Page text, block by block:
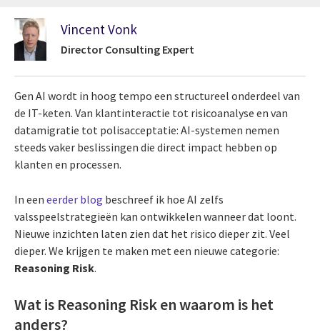
Vincent Vonk
Director Consulting Expert
Gen AI wordt in hoog tempo een structureel onderdeel van
de IT-keten. Van klantinteractie tot risicoanalyse en van
datamigratie tot polisacceptatie: AI-systemen nemen
steeds vaker beslissingen die direct impact hebben op
klanten en processen.
In een eerder blog beschreef ik hoe AI zelfs
valsspeelstrategieën kan ontwikkelen wanneer dat loont.
Nieuwe inzichten laten zien dat het risico dieper zit. Veel
dieper. We krijgen te maken met een nieuwe categorie:
Reasoning Risk.
Wat is Reasoning Risk en waarom is het
anders?